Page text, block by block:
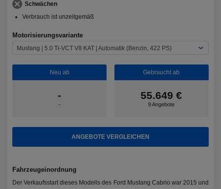
Schwächen
Verbrauch ist unzeitgemäß
Motorisierungsvariante
Mustang | 5.0 Ti-VCT V8 KAT | Automatik (Benzin, 422 PS)
Neu ab
-
-
Gebraucht ab
55.649 €
9 Angebote
ANGEBOTE VERGLEICHEN
Fahrzeugeinordnung
Der Verkaufsstart dieses Modells des Ford Mustang Cabrio war 2015 und